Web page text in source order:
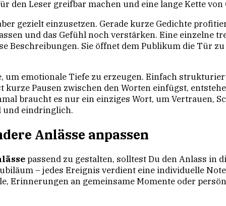
den Leser greifbar machen und eine lange Kette von
gezielt einzusetzen. Gerade kurze Gedichte
und das Gefühl noch verstärken. Eine einzelne
Beschreibungen. Sie öffnet dem Publikum die Tür
um emotionale Tiefe zu erzeugen. Einfach
Pausen zwischen den Worten einfügst,
braucht es nur ein einziges Wort, um Vertrauen,
und eindringlich.
Anlässe anpassen
passend zu gestalten, solltest Du den Anlass in
– jedes Ereignis verdient eine individuelle
Erinnerungen an gemeinsame Momente oder